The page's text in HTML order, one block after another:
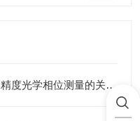
KOBRA-WX位相差測定装置：高精度光学相位测量的关键技术解析